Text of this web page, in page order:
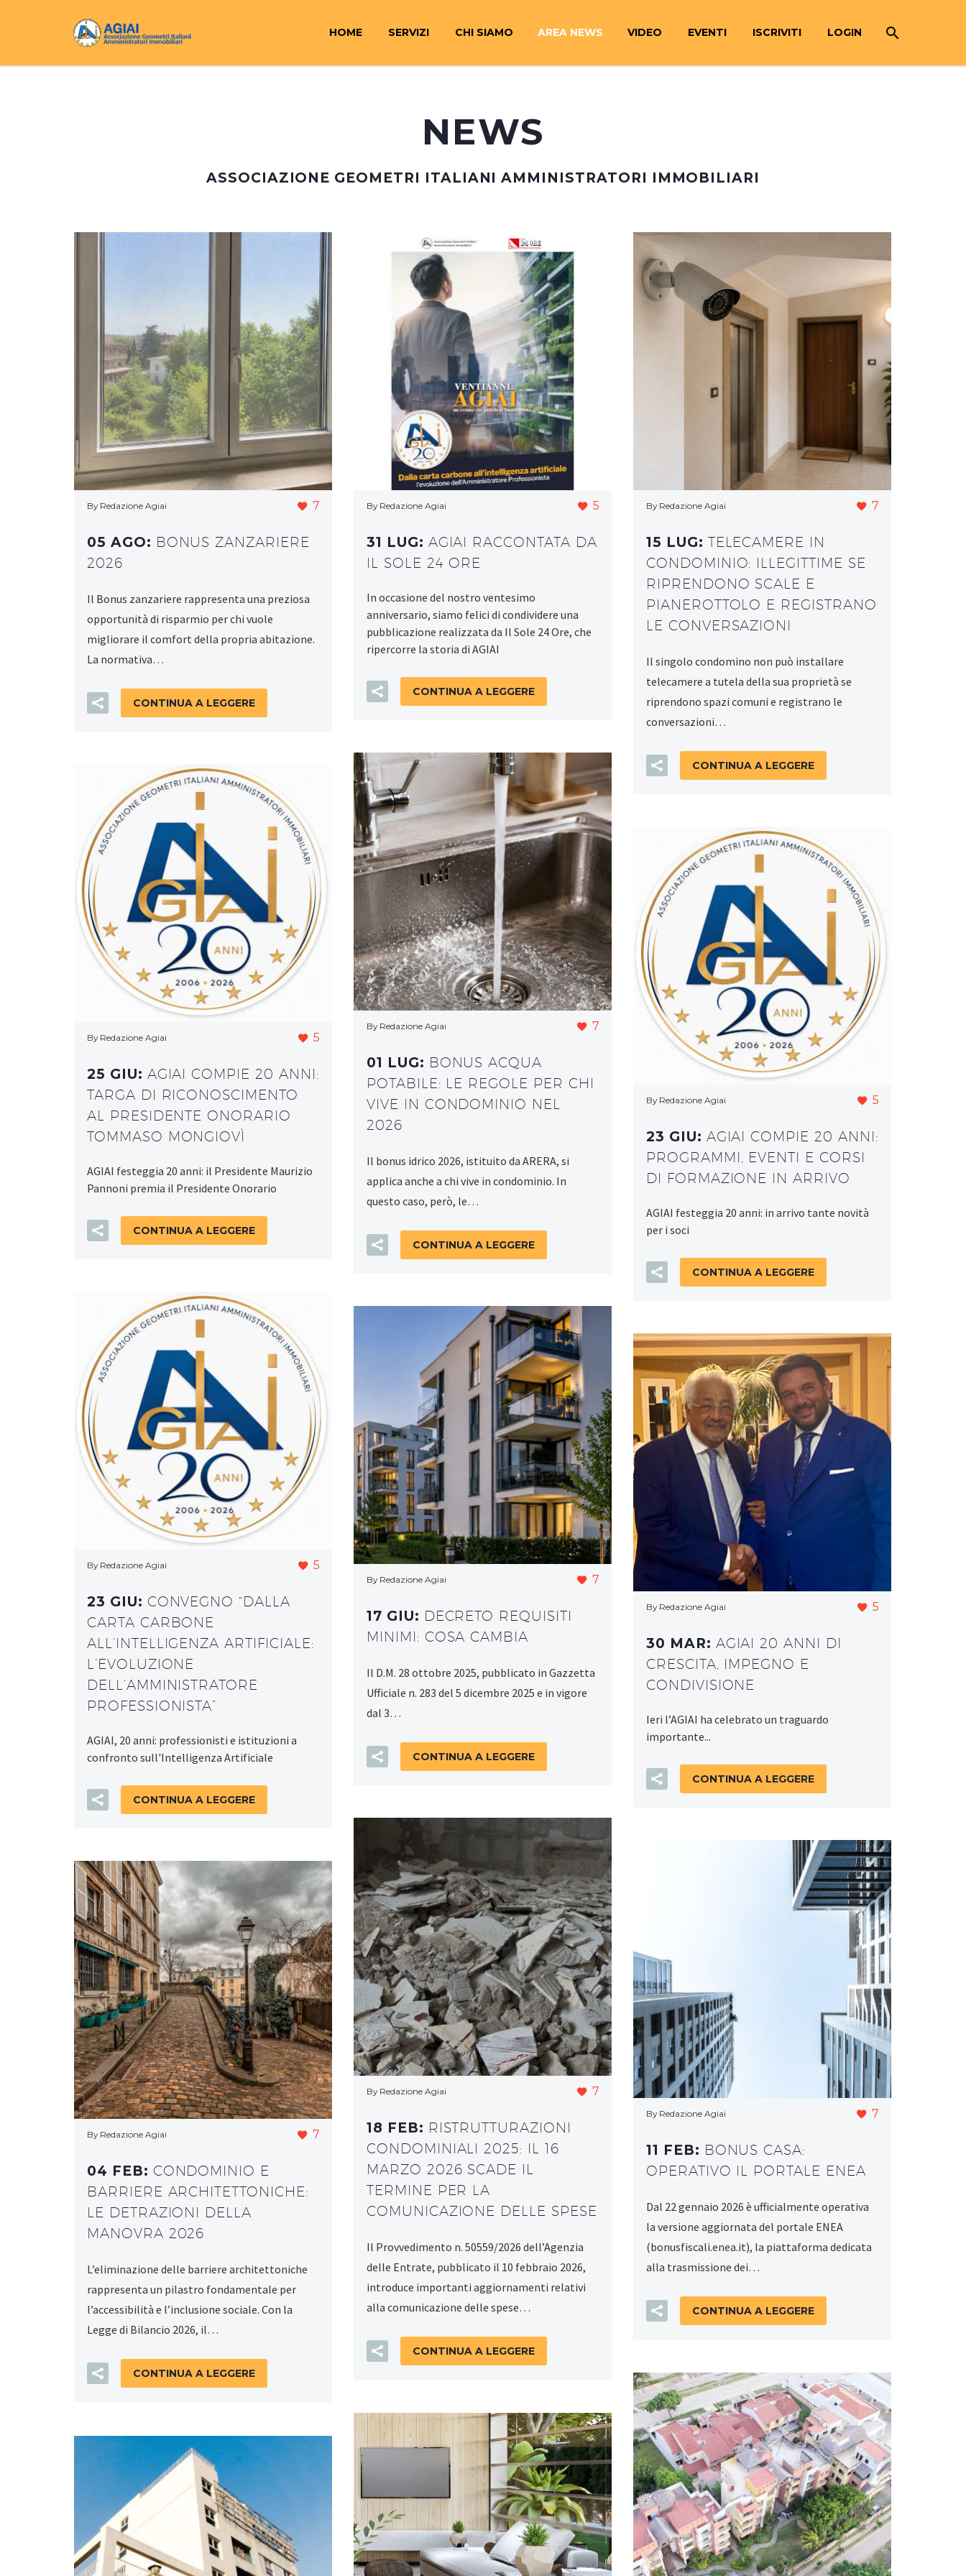
HOME SERVIZI CHI SIAMO AREA NEWS VIDEO EVENTI ISCRIVITI LOGIN
NEWS
ASSOCIAZIONE GEOMETRI ITALIANI AMMINISTRATORI IMMOBILIARI
By Redazione Agiai 7
05 AGO: BONUS ZANZARIERE
2026
Il Bonus zanzariere rappresenta una preziosa
opportunità di risparmio per chi vuole
migliorare il comfort della propria abitazione.
La normativa…
CONTINUA A LEGGERE
By Redazione Agiai 5
31 LUG: AGIAI RACCONTATA DA
IL SOLE 24 ORE
In occasione del nostro ventesimo
anniversario, siamo felici di condividere una
pubblicazione realizzata da Il Sole 24 Ore, che
ripercorre la storia di AGIAI
CONTINUA A LEGGERE
By Redazione Agiai 7
15 LUG: TELECAMERE IN
CONDOMINIO: ILLEGITTIME SE
RIPRENDONO SCALE E
PIANEROTTOLO E REGISTRANO
LE CONVERSAZIONI
Il singolo condomino non può installare
telecamere a tutela della sua proprietà se
riprendono spazi comuni e registrano le
conversazioni…
CONTINUA A LEGGERE
By Redazione Agiai 7
01 LUG: BONUS ACQUA
POTABILE: LE REGOLE PER CHI
VIVE IN CONDOMINIO NEL
2026
Il bonus idrico 2026, istituito da ARERA, si
applica anche a chi vive in condominio. In
questo caso, però, le…
CONTINUA A LEGGERE
By Redazione Agiai 5
25 GIU: AGIAI COMPIE 20 ANNI:
TARGA DI RICONOSCIMENTO
AL PRESIDENTE ONORARIO
TOMMASO MONGIOVÌ
AGIAI festeggia 20 anni: il Presidente Maurizio
Pannoni premia il Presidente Onorario
CONTINUA A LEGGERE
By Redazione Agiai 5
23 GIU: AGIAI COMPIE 20 ANNI:
PROGRAMMI, EVENTI E CORSI
DI FORMAZIONE IN ARRIVO
AGIAI festeggia 20 anni: in arrivo tante novità
per i soci
CONTINUA A LEGGERE
By Redazione Agiai 5
23 GIU: CONVEGNO “DALLA
CARTA CARBONE
ALL’INTELLIGENZA ARTIFICIALE:
L’EVOLUZIONE
DELL’AMMINISTRATORE
PROFESSIONISTA”
AGIAI, 20 anni: professionisti e istituzioni a
confronto sull'Intelligenza Artificiale
CONTINUA A LEGGERE
By Redazione Agiai 7
17 GIU: DECRETO REQUISITI
MINIMI: COSA CAMBIA
Il D.M. 28 ottobre 2025, pubblicato in Gazzetta
Ufficiale n. 283 del 5 dicembre 2025 e in vigore
dal 3…
CONTINUA A LEGGERE
By Redazione Agiai 5
30 MAR: AGIAI 20 ANNI DI
CRESCITA, IMPEGNO E
CONDIVISIONE
Ieri l’AGIAI ha celebrato un traguardo
importante...
CONTINUA A LEGGERE
By Redazione Agiai 7
18 FEB: RISTRUTTURAZIONI
CONDOMINIALI 2025: IL 16
MARZO 2026 SCADE IL
TERMINE PER LA
COMUNICAZIONE DELLE SPESE
Il Provvedimento n. 50559/2026 dell’Agenzia
delle Entrate, pubblicato il 10 febbraio 2026,
introduce importanti aggiornamenti relativi
alla comunicazione delle spese…
CONTINUA A LEGGERE
By Redazione Agiai 7
11 FEB: BONUS CASA:
OPERATIVO IL PORTALE ENEA
Dal 22 gennaio 2026 è ufficialmente operativa
la versione aggiornata del portale ENEA
(bonusfiscali.enea.it), la piattaforma dedicata
alla trasmissione dei…
CONTINUA A LEGGERE
By Redazione Agiai 7
04 FEB: CONDOMINIO E
BARRIERE ARCHITETTONICHE:
LE DETRAZIONI DELLA
MANOVRA 2026
L’eliminazione delle barriere architettoniche
rappresenta un pilastro fondamentale per
l’accessibilità e l’inclusione sociale. Con la
Legge di Bilancio 2026, il…
CONTINUA A LEGGERE